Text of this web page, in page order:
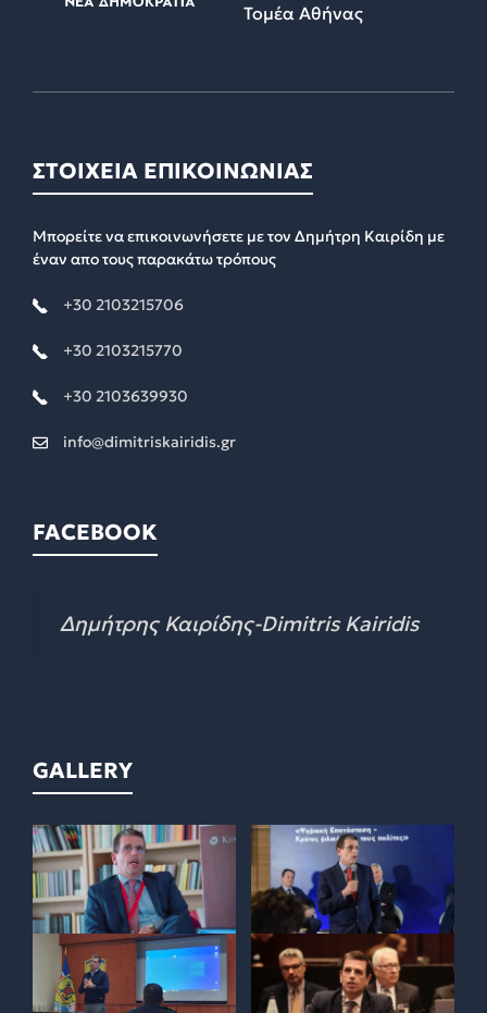
Τομέα Αθήνας
ΣΤΟΙΧΕΙΑ ΕΠΙΚΟΙΝΩΝΙΑΣ
Μπορείτε να επικοινωνήσετε με τον Δημήτρη Καιρίδη με
έναν απο τους παρακάτω τρόπους
+30 2103215706
+30 2103215770
+30 2103639930
info@dimitriskairidis.gr
FACEBOOK
Δημήτρης Καιρίδης-Dimitris Kairidis
GALLERY